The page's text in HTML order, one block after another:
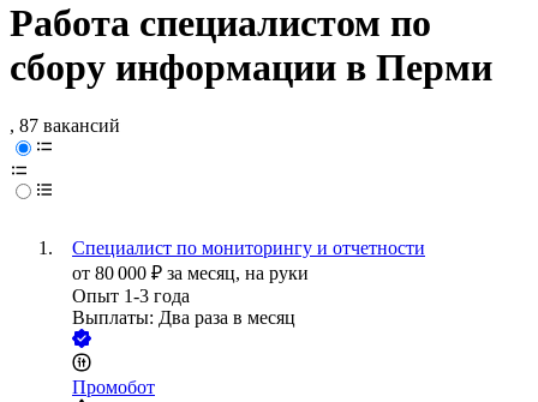
Работа специалистом по
сбору информации в Перми
, 87 вакансий
Специалист по мониторингу и отчетности
от 80 000 ₽ за месяц, на руки
Опыт 1-3 года
Выплаты: Два раза в месяц
Промобот